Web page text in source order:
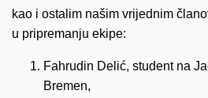
kao i ostalim našim vrijednim
u pripremanju ekipe:
Fahrudin Delić, student na
Bremen,